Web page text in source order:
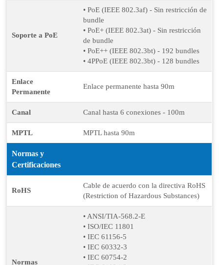
Soporte a PoE
• PoE (IEEE 802.3af) - Sin restricción de
bundle
• PoE+ (IEEE 802.3at) - Sin restricción
de bundle
• PoE++ (IEEE 802.3bt) - 192 bundles
• 4PPoE (IEEE 802.3bt) - 128 bundles
Enlace
Permanente
Enlace permanente hasta 90m
Canal Canal hasta 6 conexiones - 100m
MPTL MPTL hasta 90m
Normas y
Certificaciones
RoHS
Cable de acuerdo con la directiva RoHS
(Restriction of Hazardous Substances)
Normas
• ANSI/TIA-568.2-E
• ISO/IEC 11801
• IEC 61156-5
• IEC 60332-3
• IEC 60754-2